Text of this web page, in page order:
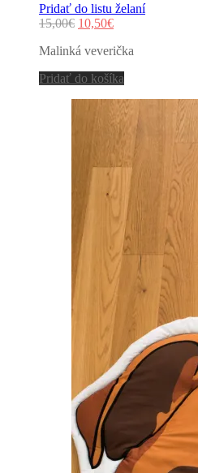
Pridať do listu želaní
15,00€ Original
was:
10,50€Current
is:
Malinká veverička
Pridať do košíka